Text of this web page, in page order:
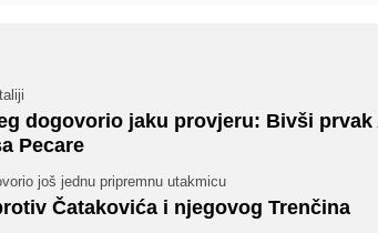
dogovorio jaku provjeru: Bivši prvak
Pecare
još jednu pripremnu utakmicu
Čatakovića i njegovog Trenčina